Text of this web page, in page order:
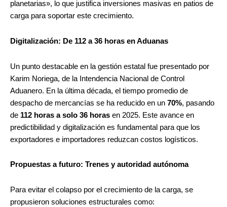
planetarias», lo que justifica inversiones masivas en patios de
carga para soportar este crecimiento.
Digitalización: De 112 a 36 horas en Aduanas
Un punto destacable en la gestión estatal fue presentado por
Karim Noriega, de la Intendencia Nacional de Control
Aduanero. En la última década, el tiempo promedio de
despacho de mercancías se ha reducido en un 70%, pasando
de 112 horas a solo 36 horas en 2025. Este avance en
predictibilidad y digitalización es fundamental para que los
exportadores e importadores reduzcan costos logísticos.
Propuestas a futuro: Trenes y autoridad autónoma
Para evitar el colapso por el crecimiento de la carga, se
propusieron soluciones estructurales como: